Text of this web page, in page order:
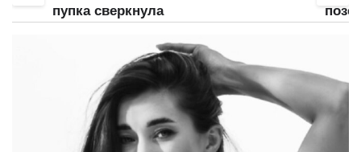
позе: "стиль собачки" отдыхает